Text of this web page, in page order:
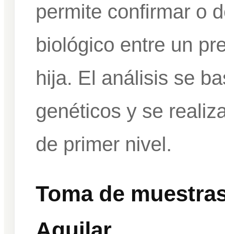
permite confirmar o
biológico entre un
hija. El análisis se
genéticos y se
de primer nivel.
Toma de